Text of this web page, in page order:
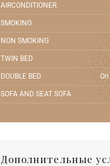
AIRCONDITIONER
SMOKING
NON SMOKING
TWIN BED
DOUBLE BED
SOFA AND SEAT SOFA
Дополнительные